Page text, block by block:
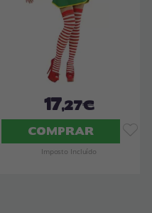
17,27€
COMPRAR
Imposto Incluído